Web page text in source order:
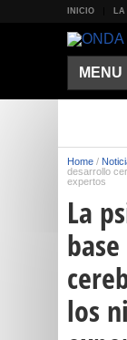
INICIO LA
MENU
Home /
desarrollo
expertos
La
los